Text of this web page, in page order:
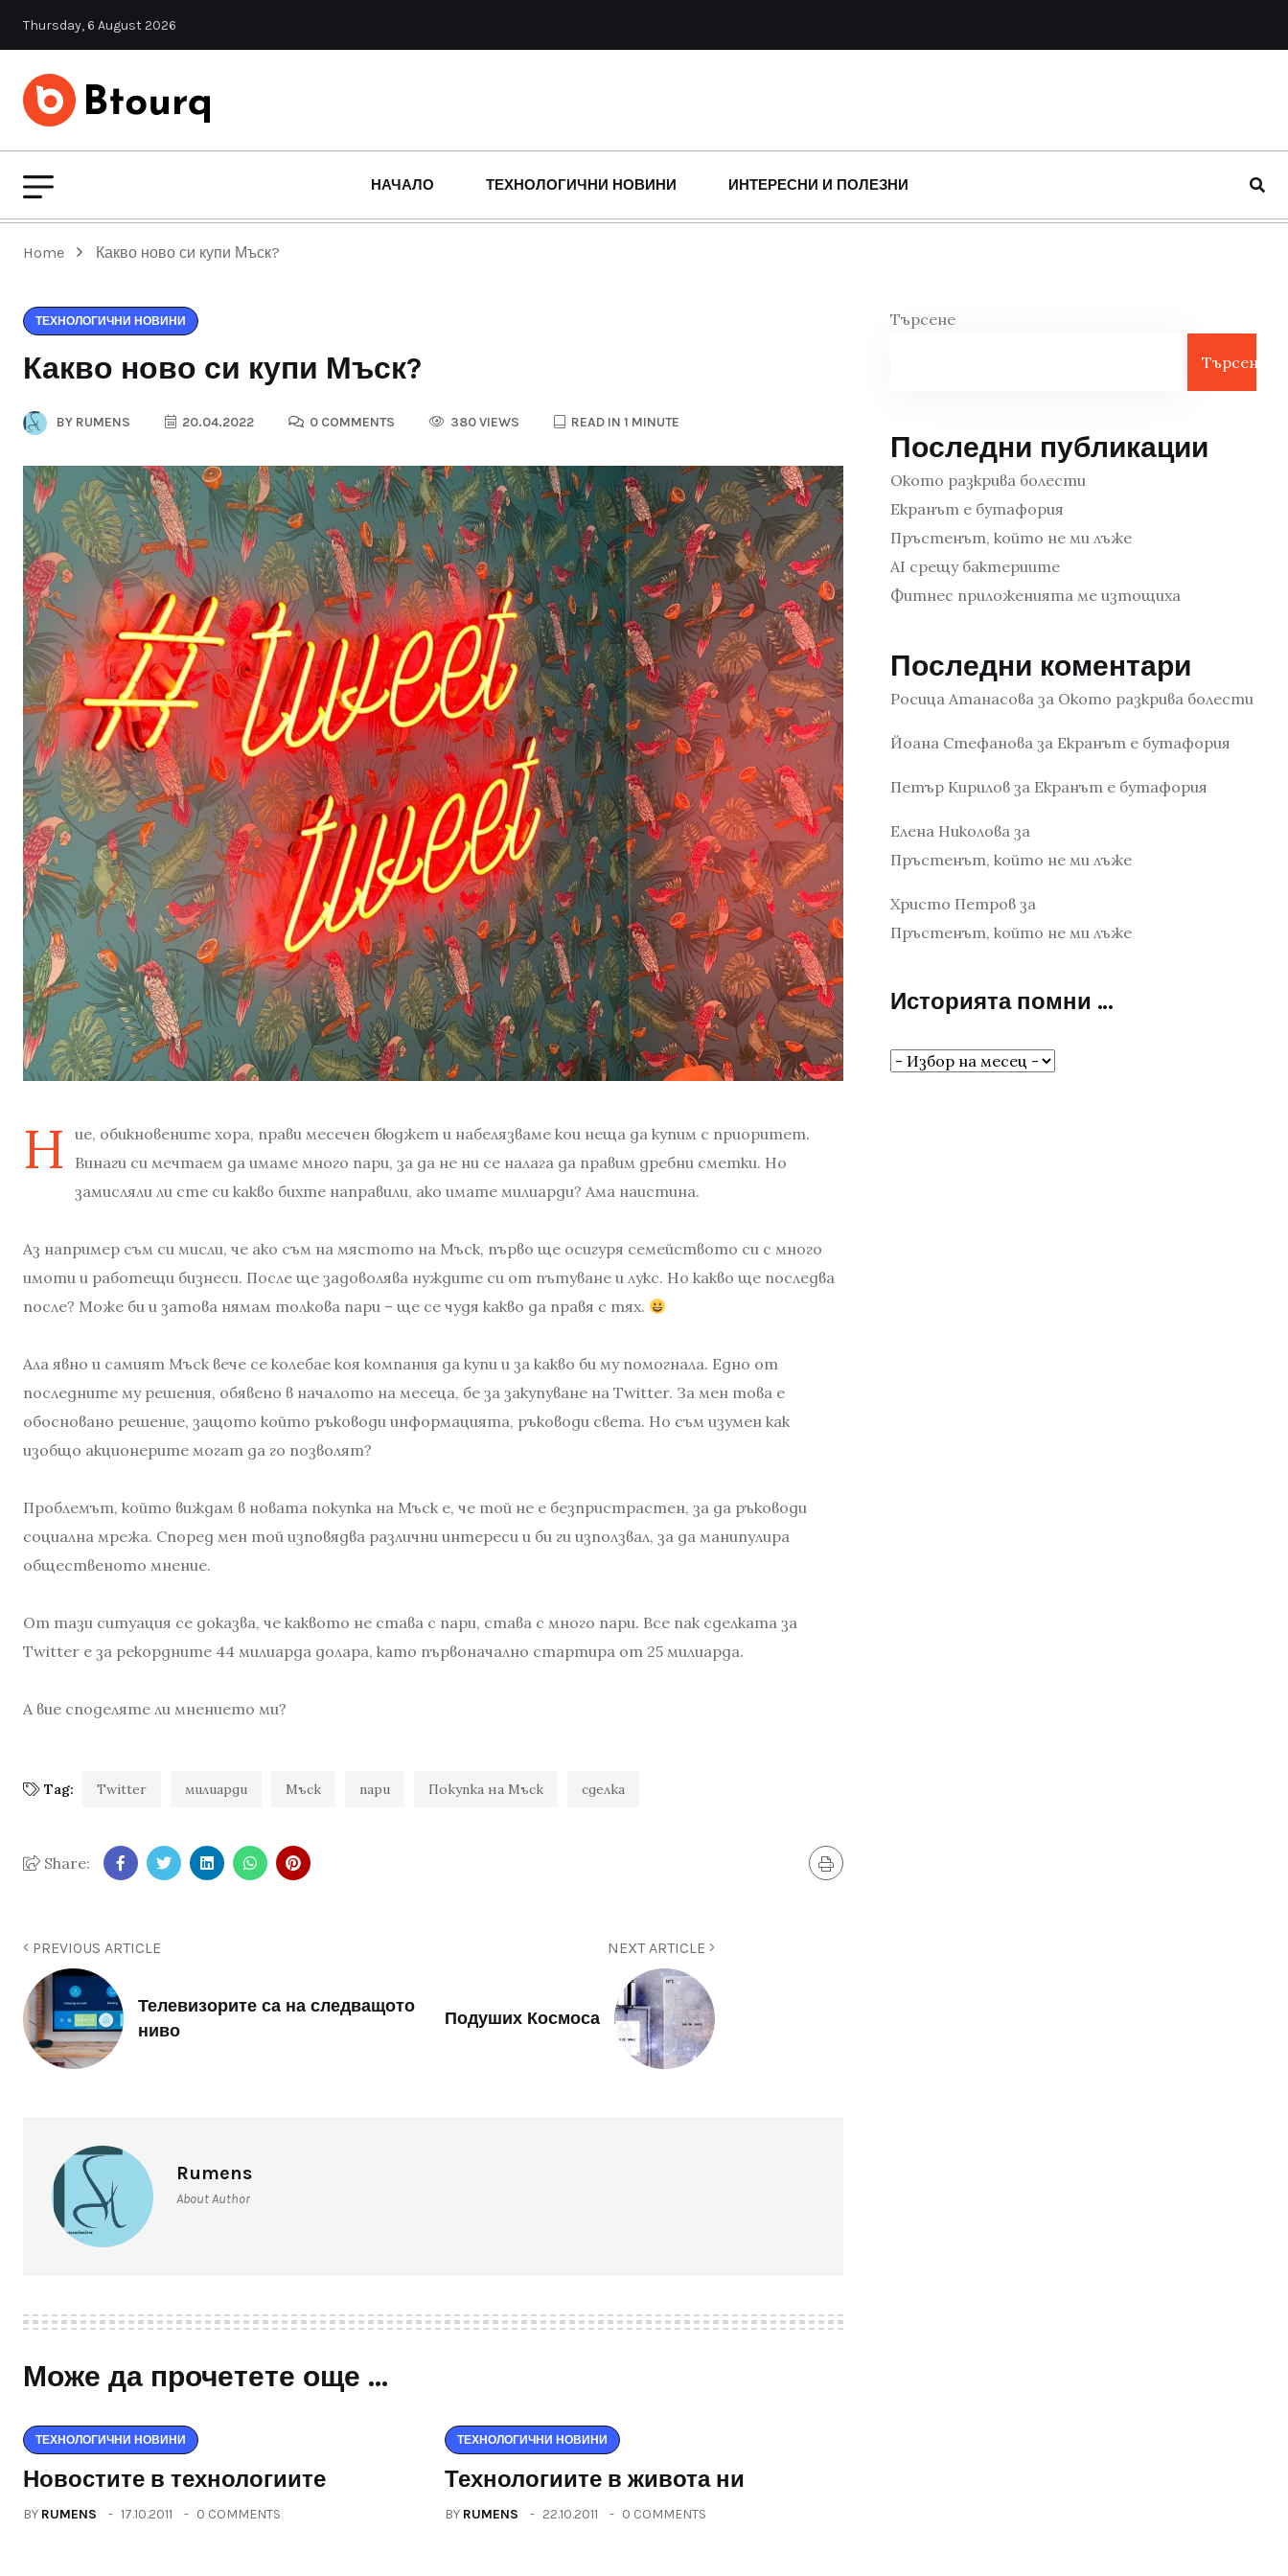
Thursday, 6 August 2026
НАЧАЛО ТЕХНОЛОГИЧНИ НОВИНИ ИНТЕРЕСНИ И ПОЛЕЗНИ
Home Какво ново си купи Мъск?
ТЕХНОЛОГИЧНИ НОВИНИ
Какво ново си купи Мъск?
BY RUMENS 20.04.2022 0 COMMENTS 380 VIEWS READ IN 1 MINUTE
Н
ие, обикновените хора, прави месечен бюджет и набелязваме кои неща да купим с приоритет.
Винаги си мечтаем да имаме много пари, за да не ни се налага да правим дребни сметки. Но
замисляли ли сте си какво бихте направили, ако имате милиарди? Ама наистина.
Аз например съм си мисли, че ако съм на мястото на Мъск, първо ще осигуря семейството си с много
имоти и работещи бизнеси. После ще задоволява нуждите си от пътуване и лукс. Но какво ще последва
после? Може би и затова нямам толкова пари – ще се чудя какво да правя с тях.
Ала явно и самият Мъск вече се колебае коя компания да купи и за какво би му помогнала. Едно от
последните му решения, обявено в началото на месеца, бе за закупуване на Twitter. За мен това е
обосновано решение, защото който ръководи информацията, ръководи света. Но съм изумен как
изобщо акционерите могат да го позволят?
Проблемът, който виждам в новата покупка на Мъск е, че той не е безпристрастен, за да ръководи
социална мрежа. Според мен той изповядва различни интереси и би ги използвал, за да манипулира
общественото мнение.
От тази ситуация се доказва, че каквото не става с пари, става с много пари. Все пак сделката за
Twitter е за рекордните 44 милиарда долара, като първоначално стартира от 25 милиарда.
А вие споделяте ли мнението ми?
Tag: Twitter милиарди Мъск пари Покупка на Мъск сделка
Share:
PREVIOUS ARTICLE
Телевизорите са на следващото
ниво
NEXT ARTICLE
Подуших Космоса
Rumens
About Author
Може да прочетете още ...
ТЕХНОЛОГИЧНИ НОВИНИ
Новостите в технологиите
BY RUMENS 17.10.2011 0 COMMENTS
ТЕХНОЛОГИЧНИ НОВИНИ
Технологиите в живота ни
BY RUMENS 22.10.2011 0 COMMENTS
Търсене
Търсене
Последни публикации
Окото разкрива болести
Екранът е бутафория
Пръстенът, който не ми лъже
AI срещу бактериите
Фитнес приложенията ме изтощиха
Последни коментари
Росица Атанасова за Окото разкрива болести
Йоана Стефанова за Екранът е бутафория
Петър Кирилов за Екранът е бутафория
Елена Николова за
Пръстенът, който не ми лъже
Христо Петров за
Пръстенът, който не ми лъже
Историята помни …
Историята